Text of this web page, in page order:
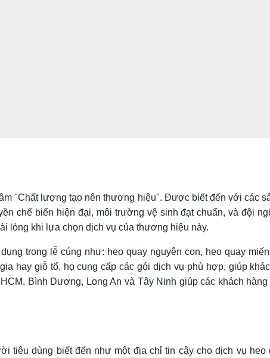
"Chất lượng tạo nên thương hiệu". Được biết đến với các
chế biến hiện đại, môi trường vệ sinh đạt chuẩn, và đội
lòng khi lựa chọn dịch vụ của thương hiệu này.
trong lễ cúng như: heo quay nguyên con, heo quay
hay giỗ tổ, họ cung cấp các gói dịch vụ phù hợp, giúp
Bình Dương, Long An và Tây Ninh giúp các khách hàng
tiêu dùng biết đến như một địa chỉ tin cậy cho dịch vụ heo